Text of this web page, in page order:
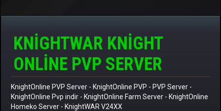
KNIGHTWAR KNIGHT
ONLINE PVP SERVER
KnightOnline PVP Server - KnightOnline PVP - PVP Server -
KnightOnline Pvp indir - KnightOnline Farm Server - KnightOnline
Homeko Server - KnightWAR V24XX